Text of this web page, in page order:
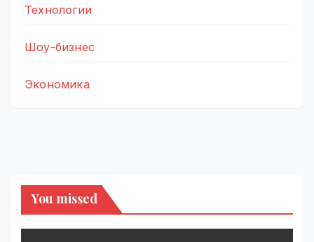
Технологии
Шоу-бизнес
Экономика
You missed